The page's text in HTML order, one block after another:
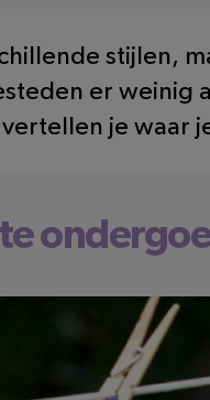
stijlen,
er
je waar